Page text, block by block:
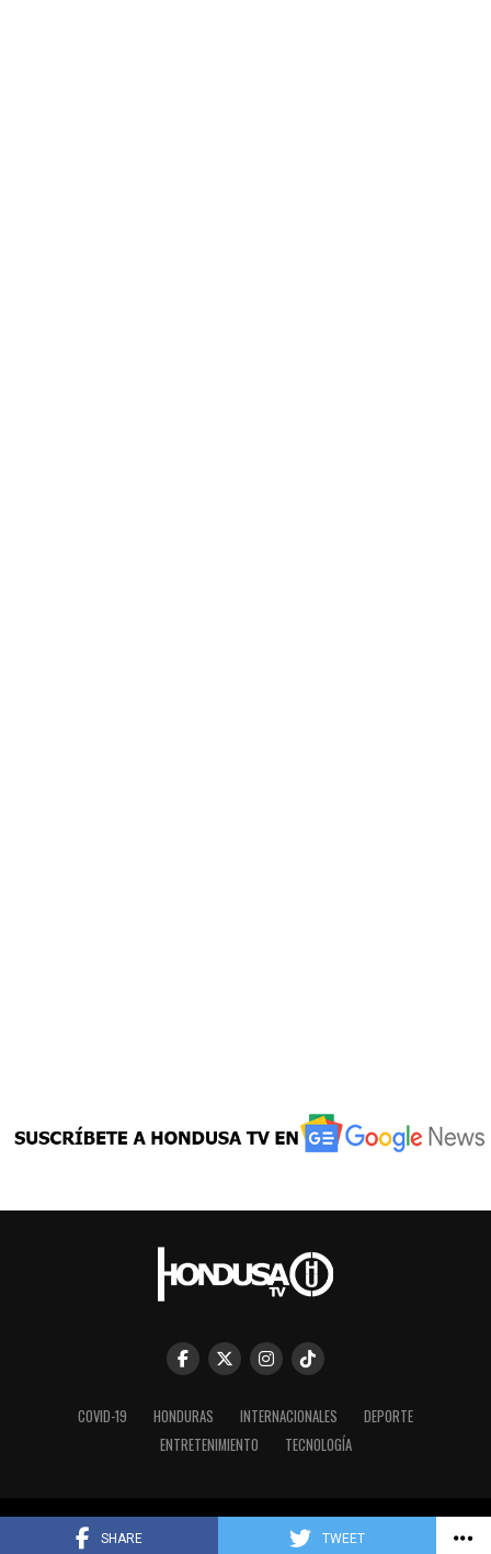
SHARE TWEET
COVID-19 HONDURAS INTERNACIONALES
DEPORTE
ENTRETENIMIENTO
TECNOLOGÍA
Copyright © 2023 HONDUSA TV INC.